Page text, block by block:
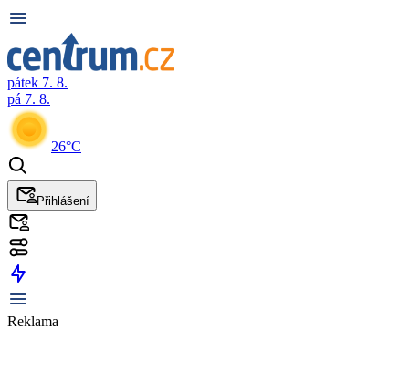
pátek 7. 8.
pá 7. 8.
26°C
Přihlášení
Reklama